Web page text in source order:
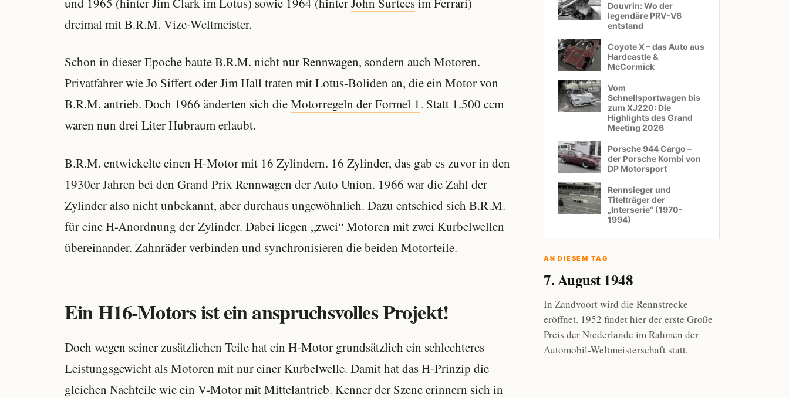
dreimal mit B.R.M. Vize-Weltmeister.
Schon in dieser Epoche baute B.R.M. nicht nur Rennwagen, sondern auch Motoren.
Privatfahrer wie Jo Siffert oder Jim Hall traten mit Lotus-Boliden an, die ein Motor von
B.R.M. antrieb. Doch 1966 änderten sich dieMotorregeln der Formel 1. Statt 1.500 ccm
waren nun drei Liter Hubraum erlaubt.
B.R.M. entwickelte einen H-Motor mit 16 Zylindern. 16 Zylinder, das gab es zuvor in den
1930er Jahren bei den Grand Prix Rennwagen der Auto Union. 1966 war die Zahl der
Zylinder also nicht unbekannt, aber durchaus ungewöhnlich. Dazu entschied sich B.R.M.
für eine H-Anordnung der Zylinder. Dabei liegen „zwei“ Motoren mit zwei Kurbelwellen
übereinander. Zahnräder verbinden und synchronisieren die beiden Motorteile.
Ein H16-Motors ist ein anspruchsvolles Projekt!
Doch wegen seiner zusätzlichen Teile hat ein H-Motor grundsätzlich ein schlechteres
Leistungsgewicht als Motoren mit nur einer Kurbelwelle. Damit hat das H-Prinzip die
gleichen Nachteile wie ein V-Motor mit Mittelantrieb. Kenner der Szene erinnern sich in
Douvrin: Wo der
legendäre PRV-V6
entstand
Coyote X – das Auto aus
Hardcastle &
McCormick
Vom
Schnellsportwagen bis
zum XJ220: Die
Highlights des Grand
Meeting 2026
Porsche 944 Cargo –
der Porsche Kombi von
DP Motorsport
Rennsieger und
Titelträger der
„Interserie“ (1970-
1994)
AN DIESEM TAG
7. August 1948
In Zandvoort wird die Rennstrecke
eröffnet. 1952 findet hier der erste Große
Preis der Niederlande im Rahmen der
Automobil-Weltmeisterschaft statt.